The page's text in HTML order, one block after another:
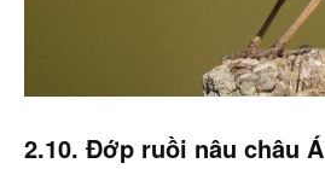
2.10. Đớp ruồi nâu châu Á